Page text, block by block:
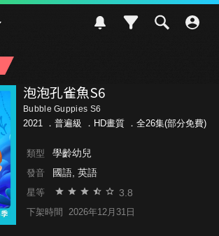
泡泡孔雀魚S6
Bubble Guppies S6
2021 ． 普遍級 ．HD畫質 ．全26集(部分免費)
類型 學齡幼兒
發音 國語, 英語
星等 3.8
下架時間 2026年12月31日